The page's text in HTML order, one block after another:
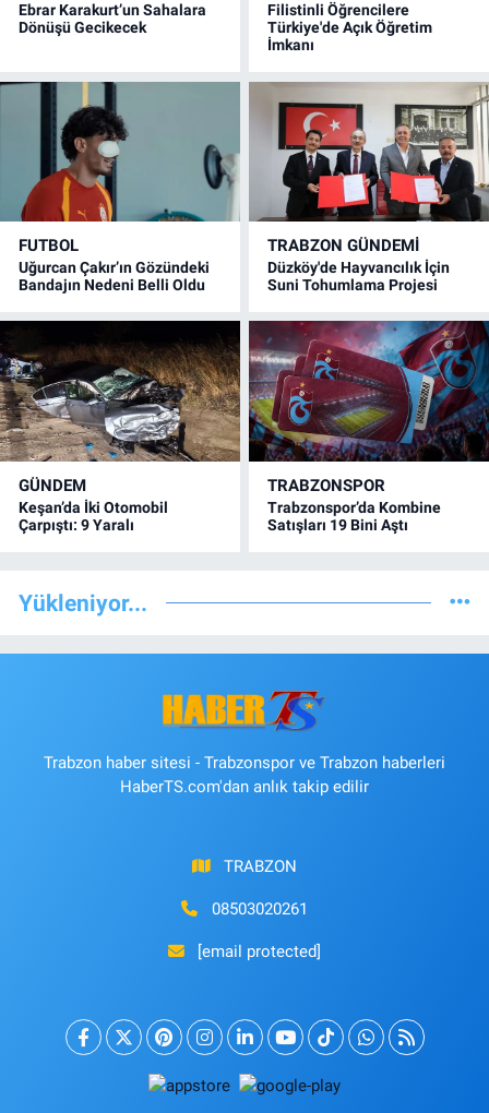
Ebrar Karakurt’un Sahalara
Dönüşü Gecikecek
Filistinli Öğrencilere
Türkiye'de Açık Öğretim
İmkanı
FUTBOL
Uğurcan Çakır’ın Gözündeki
Bandajın Nedeni Belli Oldu
TRABZON GÜNDEMİ
Düzköy'de Hayvancılık İçin
Suni Tohumlama Projesi
GÜNDEM
Keşan’da İki Otomobil
Çarpıştı: 9 Yaralı
TRABZONSPOR
Trabzonspor’da Kombine
Satışları 19 Bini Aştı
Yükleniyor...
Trabzon haber sitesi - Trabzonspor ve Trabzon haberleri
HaberTS.com'dan anlık takip edilir
TRABZON
08503020261
[email protected]